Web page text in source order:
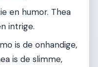
en humor. Thea
intrige.
is de onhandige,
is de slimme,